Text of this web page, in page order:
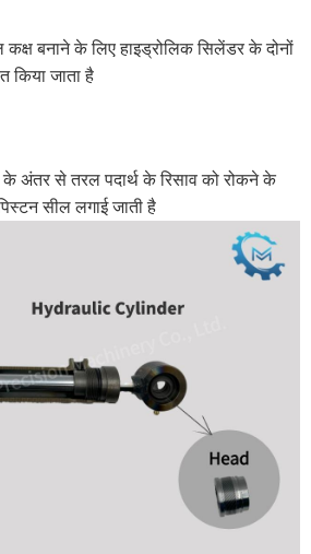
बनाने के लिए हाइड्रोलिक सिलेंडर के दोनों
किया जाता है
अंतर से तरल पदार्थ के रिसाव को रोकने के
सील लगाई जाती है